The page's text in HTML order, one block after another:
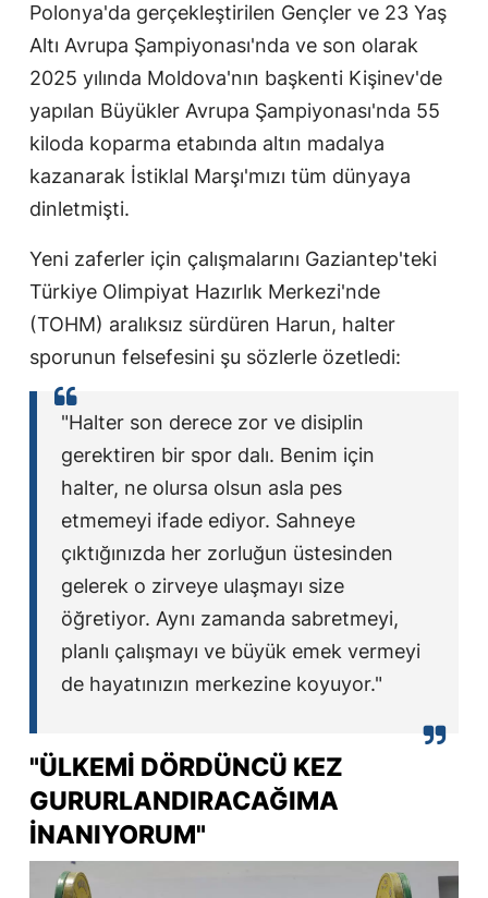
Polonya'da gerçekleştirilen Gençler ve 23 Yaş
Altı Avrupa Şampiyonası'nda ve son olarak
2025 yılında Moldova'nın başkenti Kişinev'de
yapılan Büyükler Avrupa Şampiyonası'nda 55
kiloda koparma etabında altın madalya
kazanarak İstiklal Marşı'mızı tüm dünyaya
dinletmişti.
Yeni zaferler için çalışmalarını Gaziantep'teki
Türkiye Olimpiyat Hazırlık Merkezi'nde
(TOHM) aralıksız sürdüren Harun, halter
sporunun felsefesini şu sözlerle özetledi:
"Halter son derece zor ve disiplin
gerektiren bir spor dalı. Benim için
halter, ne olursa olsun asla pes
etmemeyi ifade ediyor. Sahneye
çıktığınızda her zorluğun üstesinden
gelerek o zirveye ulaşmayı size
öğretiyor. Aynı zamanda sabretmeyi,
planlı çalışmayı ve büyük emek vermeyi
de hayatınızın merkezine koyuyor."
"ÜLKEMI DÖRDÜNCÜ KEZ
GURURLANDIRACAĞIMA
İNANIYORUM"